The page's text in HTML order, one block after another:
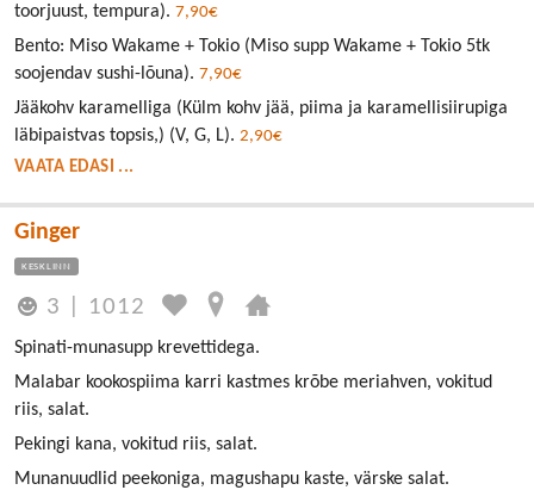
toorjuust, tempura). 7,90€
Bento: Miso Wakame + Tokio (Miso supp Wakame + Tokio 5tk
soojendav sushi-lõuna). 7,90€
Jääkohv karamelliga (Külm kohv jää, piima ja karamellisiirupiga
läbipaistvas topsis,) (V, G, L). 2,90€
VAATA EDASI ...
Ginger
KESKLINN
3 1012
Spinati-munasupp krevettidega.
Malabar kookospiima karri kastmes krõbe meriahven, vokitud
riis, salat.
Pekingi kana, vokitud riis, salat.
Munanuudlid peekoniga, magushapu kaste, värske salat.